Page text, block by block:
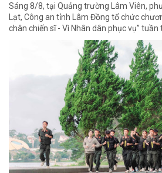
Sáng 8/8, tại Quảng trường Lâm Viên,
Lạt, Công an tỉnh Lâm Đồng tổ chức
chân chiến sĩ - Vì Nhân dân phục vụ” tuần